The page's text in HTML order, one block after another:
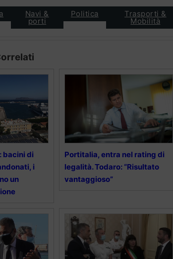
Navi &
porti
Politica Trasporti &
Mobilità
bacini di
i
un
Portitalia, entra nel rating di
legalità. Todaro: “Risultato
vantaggioso”